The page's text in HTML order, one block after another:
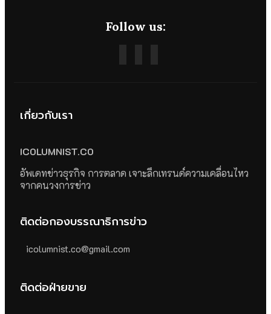
Follow us:
เกี่ยวกับเรา
ICOLUMNIST.CO
อัพเดทข่าวธุรกิจ การตลาด เจาะลึกเทรนด์ความเคลื่อนไหว
จากคนวงการข่าว
ติดต่อกองบรรณาธิการข่าว
icolumnist.co@gmail.com
ติดต่อฝ่ายขาย